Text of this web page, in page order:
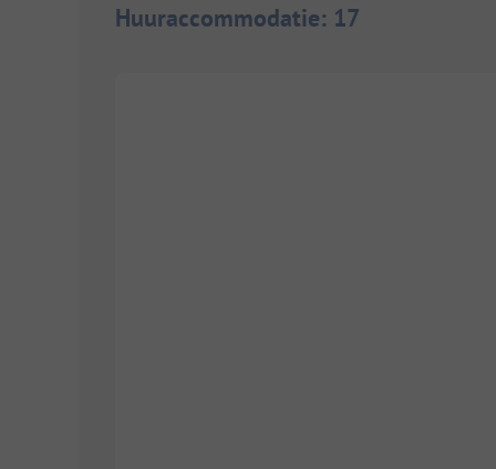
Huuraccommodatie: 17